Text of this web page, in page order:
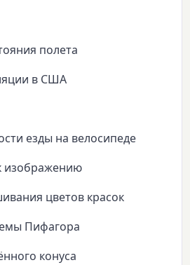
полета
в США
езды на велосипеде
изображению
цветов красок
Пифагора
конуса